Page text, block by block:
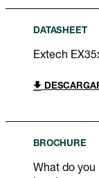
DATASHEET
Extech
BROCHURE
What do you